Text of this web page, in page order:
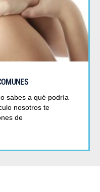
sabes a qué podría
nosotros te
de